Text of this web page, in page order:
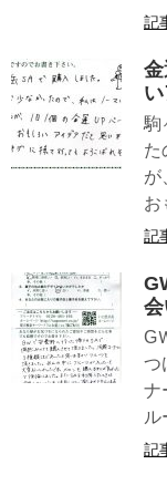
記
駒
た
が
お
記
G
つ
ナ
ル
記